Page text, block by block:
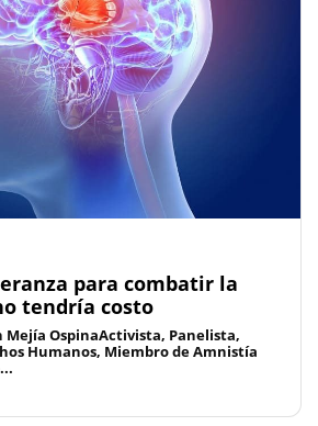
para combatir la
tendría costo
Mejía OspinaActivista, Panelista,
Humanos, Miembro de Amnistía